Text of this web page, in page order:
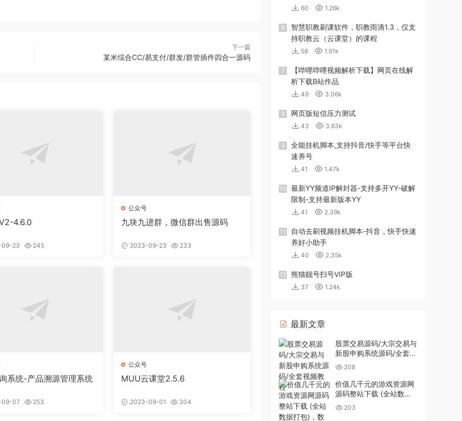
下一篇
某米综合CC/易支付/群发/群管插件四合一源码
4.6.0
09-23 245
公众号
九块九进群，微信群出售源码
2023-09-23 233
系统-产品溯源管理系统
09-07 253
公众号
MUU云课堂2.5.6
2023-09-01 304
60 1.26k
6
智慧职教刷课软件，职教雨滴1.3，仅支
持职教云（云课堂）的课程
58 1.91k
7
【哔哩哔哩视频解析下载】网页在线解
析下载B站作品
49 3.06k
8 网页版短信压力测试
43 3.63k
9
全能挂机脚本,支持抖音/快手等平台快
速养号
41 1.47k
10
最新YY频道IP解封器-支持多开YY-破解
限制-支持最新版本YY
41 2.39k
11
自动去刷视频挂机脚本-抖音，快手快速
养好小助手
40 2.35k
12 熊猫靓号扫号VIP版
37 1.24k
最新文章
股票交易源码/大宗交易与
新股申购系统源码/全套视
频教程
208
价值几千元的游戏资源网
源码整站下载 (全站数据
打包)，数据里面有200多
个宝贝。
203